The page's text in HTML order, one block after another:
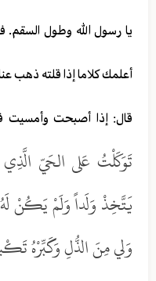
يا رسول الله وطول السقم.
أعلمك كلاما إذا قلته ذهب
قال: إذا أصبحت وأمسيت
تَوَكَلْتُ عَلى الحَيّ
يَتَّخِذْ وَلَداً وَلَمْ يَكُنْ
وَلي مِنَ الذُّلِ وَكَبِّرْهُ